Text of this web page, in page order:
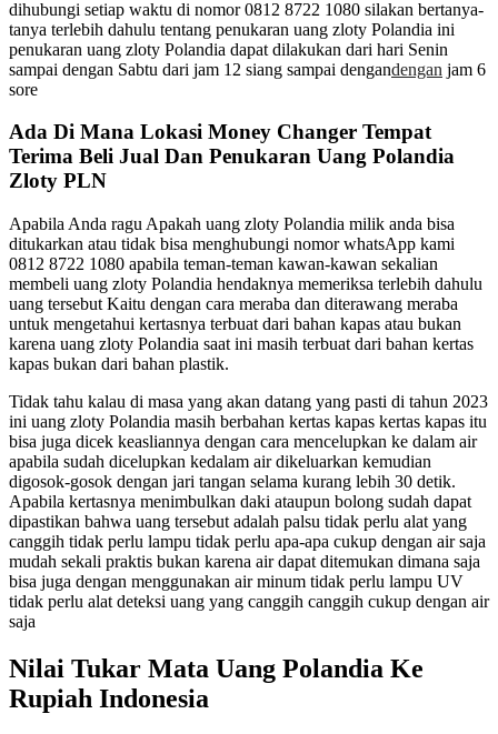
dihubungi setiap waktu di nomor 0812 8722 1080 silakan bertanya-
tanya terlebih dahulu tentang penukaran uang zloty Polandia ini
penukaran uang zloty Polandia dapat dilakukan dari hari Senin
sampai dengan Sabtu dari jam 12 siang sampai dengandengan jam 6
sore
Ada Di Mana Lokasi Money Changer Tempat
Terima Beli Jual Dan Penukaran Uang Polandia
Zloty PLN
Apabila Anda ragu Apakah uang zloty Polandia milik anda bisa
ditukarkan atau tidak bisa menghubungi nomor whatsApp kami
0812 8722 1080 apabila teman-teman kawan-kawan sekalian
membeli uang zloty Polandia hendaknya memeriksa terlebih dahulu
uang tersebut Kaitu dengan cara meraba dan diterawang meraba
untuk mengetahui kertasnya terbuat dari bahan kapas atau bukan
karena uang zloty Polandia saat ini masih terbuat dari bahan kertas
kapas bukan dari bahan plastik.
Tidak tahu kalau di masa yang akan datang yang pasti di tahun 2023
ini uang zloty Polandia masih berbahan kertas kapas kertas kapas itu
bisa juga dicek keasliannya dengan cara mencelupkan ke dalam air
apabila sudah dicelupkan kedalam air dikeluarkan kemudian
digosok-gosok dengan jari tangan selama kurang lebih 30 detik.
Apabila kertasnya menimbulkan daki ataupun bolong sudah dapat
dipastikan bahwa uang tersebut adalah palsu tidak perlu alat yang
canggih tidak perlu lampu tidak perlu apa-apa cukup dengan air saja
mudah sekali praktis bukan karena air dapat ditemukan dimana saja
bisa juga dengan menggunakan air minum tidak perlu lampu UV
tidak perlu alat deteksi uang yang canggih canggih cukup dengan air
saja
Nilai Tukar Mata Uang Polandia Ke
Rupiah Indonesia